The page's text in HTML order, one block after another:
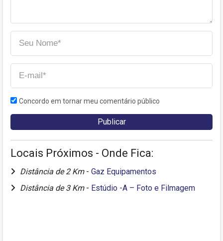
Concordo em tornar meu comentário público
Locais Próximos - Onde Fica:
Distância de 2 Km - Gaz Equipamentos
Distância de 3 Km - Estúdio -A – Foto e Filmagem